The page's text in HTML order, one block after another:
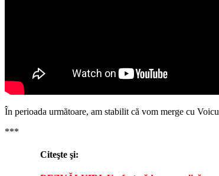
În perioada următoare, am stabilit că vom merge cu
***
Citeşte şi: